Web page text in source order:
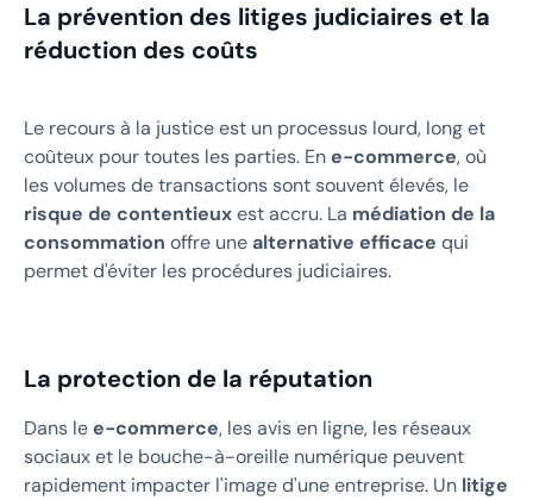
La prévention des litiges judiciaires et la
réduction des coûts
Le recours à la justice est un processus lourd, long et
coûteux pour toutes les parties. Ene-commerce, où
les volumes de transactions sont souvent élevés, le
risque de contentieuxest accru. La médiation de la
consommation offre une alternative efficace qui
permet d'éviter les procédures judiciaires.
La protection de la réputation
Dans lee-commerce, les avis en ligne, les réseaux
sociaux et le bouche-à-oreille numérique peuvent
rapidement impacter l'image d'une entreprise. Un litige